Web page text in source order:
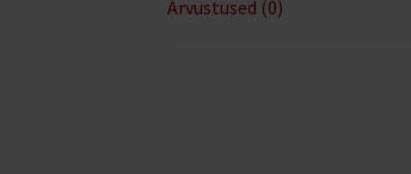
Arvustused (0)